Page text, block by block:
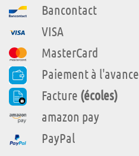
Bancontact
VISA
MasterCard
Paiement à l'avance
Facture (écoles)
amazon pay
PayPal